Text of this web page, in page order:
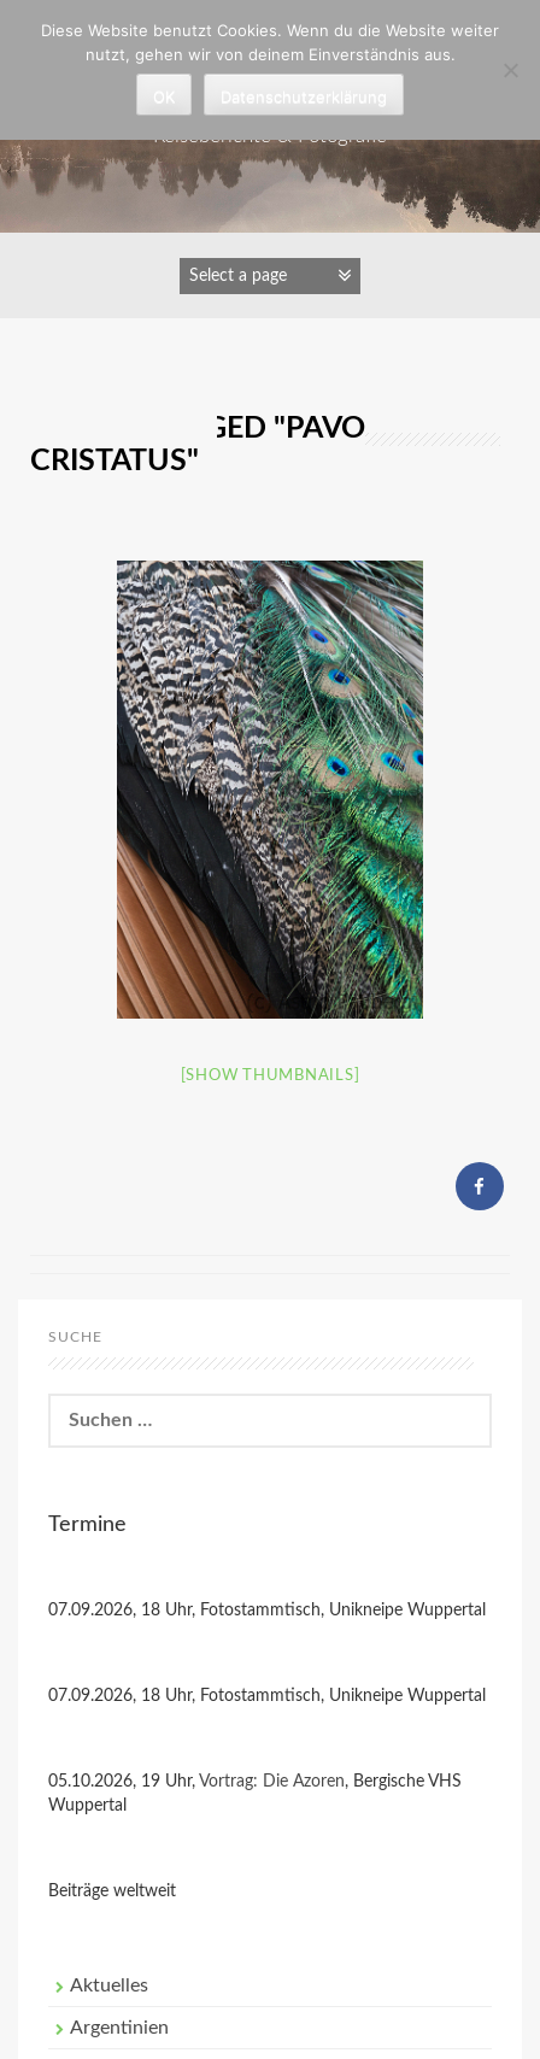
Astrid Padberg
Reiseberichte & Fotografie
IMAGES TAGGED "PAVO
CRISTATUS"
[SHOW THUMBNAILS]
SUCHE
nach:
Termine
07.09.2026, 18 Uhr, Fotostammtisch, Unikneipe Wuppertal
07.09.2026, 18 Uhr, Fotostammtisch, Unikneipe Wuppertal
05.10.2026, 19 Uhr, Vortrag: Die Azoren, Bergische VHS
Wuppertal
Beiträge weltweit
Aktuelles
Argentinien
Diese Website benutzt Cookies. Wenn du die Website weiter
nutzt, gehen wir von deinem Einverständnis aus.